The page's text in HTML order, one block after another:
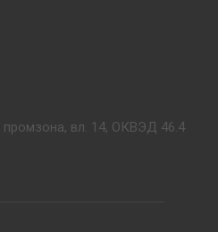
вл. 14, ОКВЭД 46.4